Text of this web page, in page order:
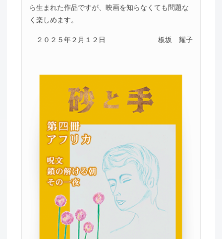
ら生まれた作品ですが、映画を知らなくても問題な
く楽しめます。
２０２５年２月１２日 板坂 耀子